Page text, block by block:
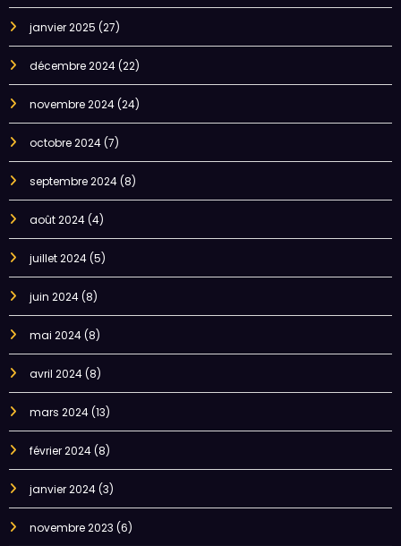
janvier 2025 (27)
décembre 2024(22)
novembre 2024(24)
octobre 2024(7)
septembre 2024(8)
août 2024(4)
juillet 2024(5)
juin 2024(8)
mai 2024(8)
avril 2024(8)
mars 2024(13)
février 2024(8)
janvier 2024(3)
novembre 2023 (6)